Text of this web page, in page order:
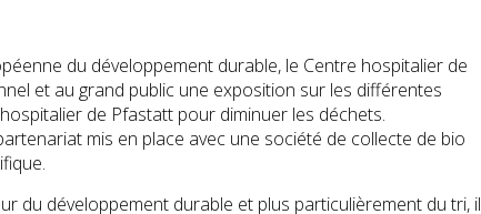
du développement durable, le Centre hospitalier de
et au grand public une exposition sur les différentes
de Pfastatt pour diminuer les déchets.
mis en place avec une société de collecte de bio
du développement durable et plus particulièrement du tri, il